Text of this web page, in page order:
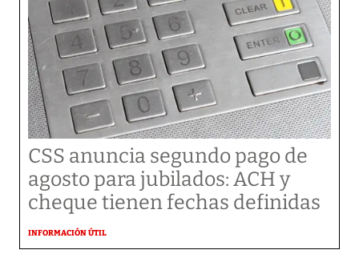
CSS anuncia segundo pago de
agosto para jubilados: ACH y
cheque tienen fechas definidas
INFORMACIÓN ÚTIL